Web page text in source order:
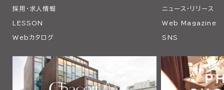
採用・求人情報 ニュース・リリース
LESSON Web Magazine
Webカタログ SNS